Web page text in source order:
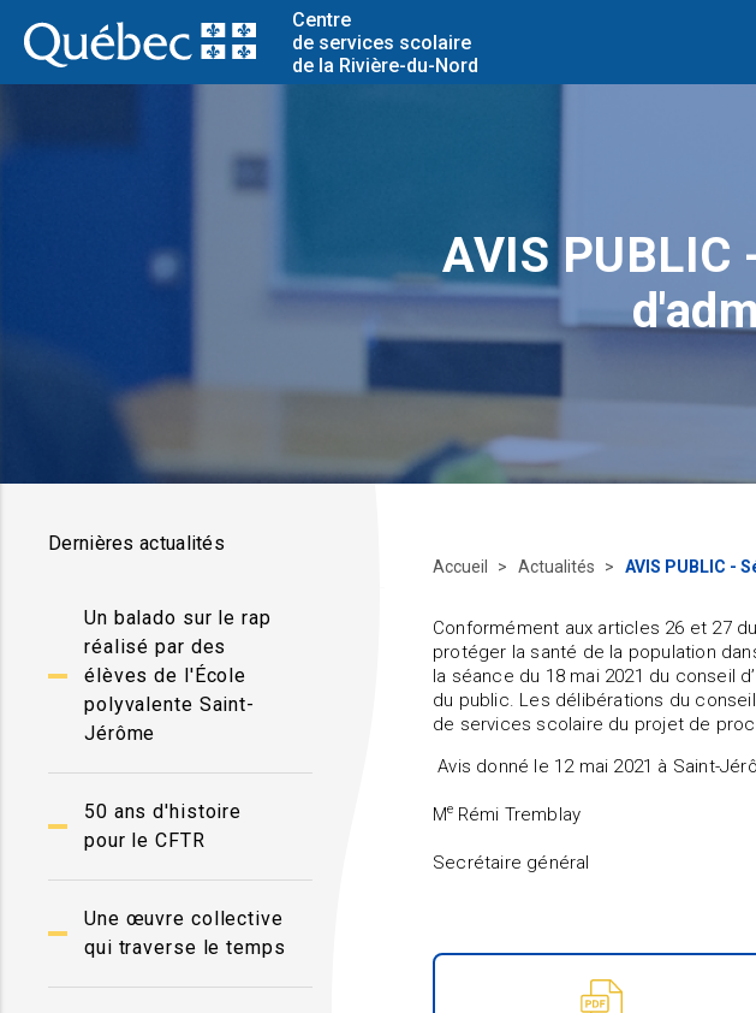
Centre
de services scolaire
de la Rivière-du-Nord
AVIS PUBLIC
Dernières actualités
Un balado sur le rap
réalisé par des
élèves de l'École
polyvalente Saint-
Jérôme
50 ans d'histoire
pour le CFTR
Une œuvre collective
qui traverse le temps
Accueil Actualités AVIS PUBLIC -
Conformément aux articles 26 et 27
protéger la santé de la population
la séance du 18 mai 2021 du conseil
du public. Les délibérations du
de services scolaire du projet de
Avis donné le 12 mai 2021 à Saint-
Me Rémi Tremblay
Secrétaire général